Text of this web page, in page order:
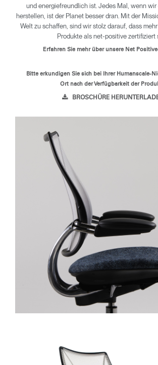
ANMELDEN
Passwort vergessen
Select
Region
und energiefreundlich ist. Jedes Mal, wenn
herstellen, ist der Planet besser dran. Mit der
Welt zu schaffen, sind wir stolz darauf, dass
Produkte als net-positive zertifiziert
Erfahren Sie mehr über unsere Net
Bitte erkundigen Sie sich bei Ihrer Humanscale-
Ort nach der Verfügbarkeit der
BROSCHÜRE